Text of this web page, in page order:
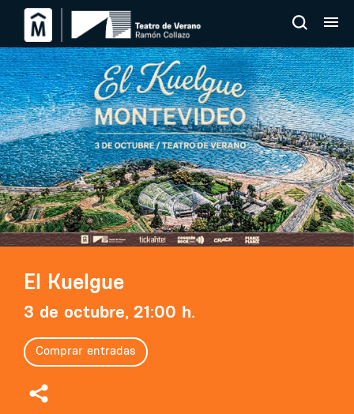
El Kuelgue
3 de octubre, 21:00 h.
Comprar entradas